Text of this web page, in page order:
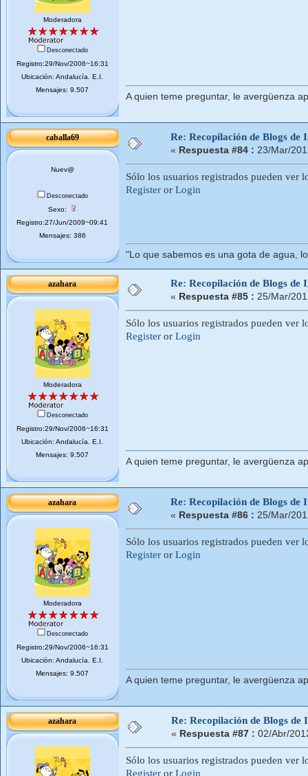
Moderadora
Desconectado
Registro:29/Nov/2006~16:31
Ubicación: Andalucí­a. E.I.
Mensajes: 9.507
A quien teme preguntar, le avergüenza
caballa69
Nuev@
Desconectado
Sexo:
Registro:27/Jun/2009~09:41
Mensajes: 386
Re: Recopilación de Blogs de
« Respuesta #84 : 23/Mar/
Sólo los usuarios registrados pueden ver
Register or Login
"Lo que sabemos es una gota de agua,
azahara
Moderadora
Desconectado
Registro:29/Nov/2006~16:31
Ubicación: Andalucí­a. E.I.
Mensajes: 9.507
Re: Recopilación de Blogs de
« Respuesta #85 : 25/Mar/
Sólo los usuarios registrados pueden ver
Register or Login
A quien teme preguntar, le avergüenza
azahara
Moderadora
Desconectado
Registro:29/Nov/2006~16:31
Ubicación: Andalucí­a. E.I.
Mensajes: 9.507
Re: Recopilación de Blogs de
« Respuesta #86 : 25/Mar/
Sólo los usuarios registrados pueden ver
Register or Login
A quien teme preguntar, le avergüenza
azahara Re: Recopilación de Blogs de
« Respuesta #87 : 02/Abr/
Sólo los usuarios registrados pueden ver
Register or Login